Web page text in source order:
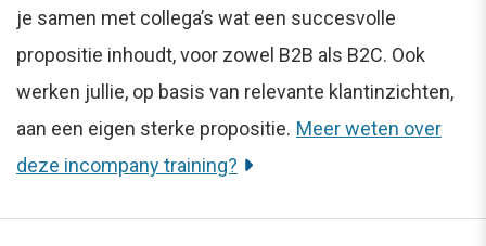
je samen met collega’s wat een succesvolle
propositie inhoudt, voor zowel B2B als B2C. Ook
werken jullie, op basis van relevante klantinzichten,
aan een eigen sterke propositie. Meer weten over
deze incompany training?